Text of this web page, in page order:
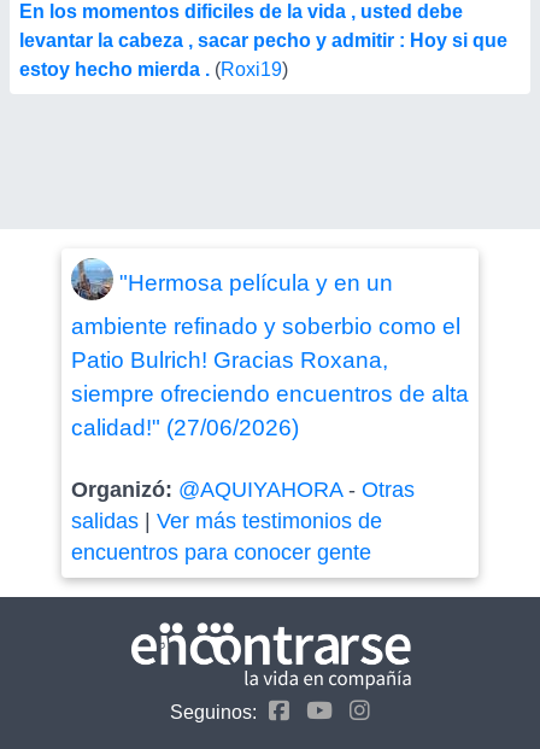
En los momentos dificiles de la vida , usted debe
levantar la cabeza , sacar pecho y admitir : Hoy si que
estoy hecho mierda . (Roxi19)
"Hermosa película y en un
ambiente refinado y soberbio como el
Patio Bulrich! Gracias Roxana,
siempre ofreciendo encuentros de alta
calidad!" (27/06/2026)
Organizó: @AQUIYAHORA- Otras
salidas| Ver más testimonios de
encuentros para conocer gente
Seguinos: